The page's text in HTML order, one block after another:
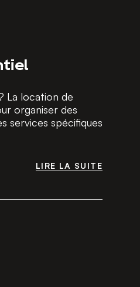
La location de
organiser des
services spécifiques
LIRE LA SUITE